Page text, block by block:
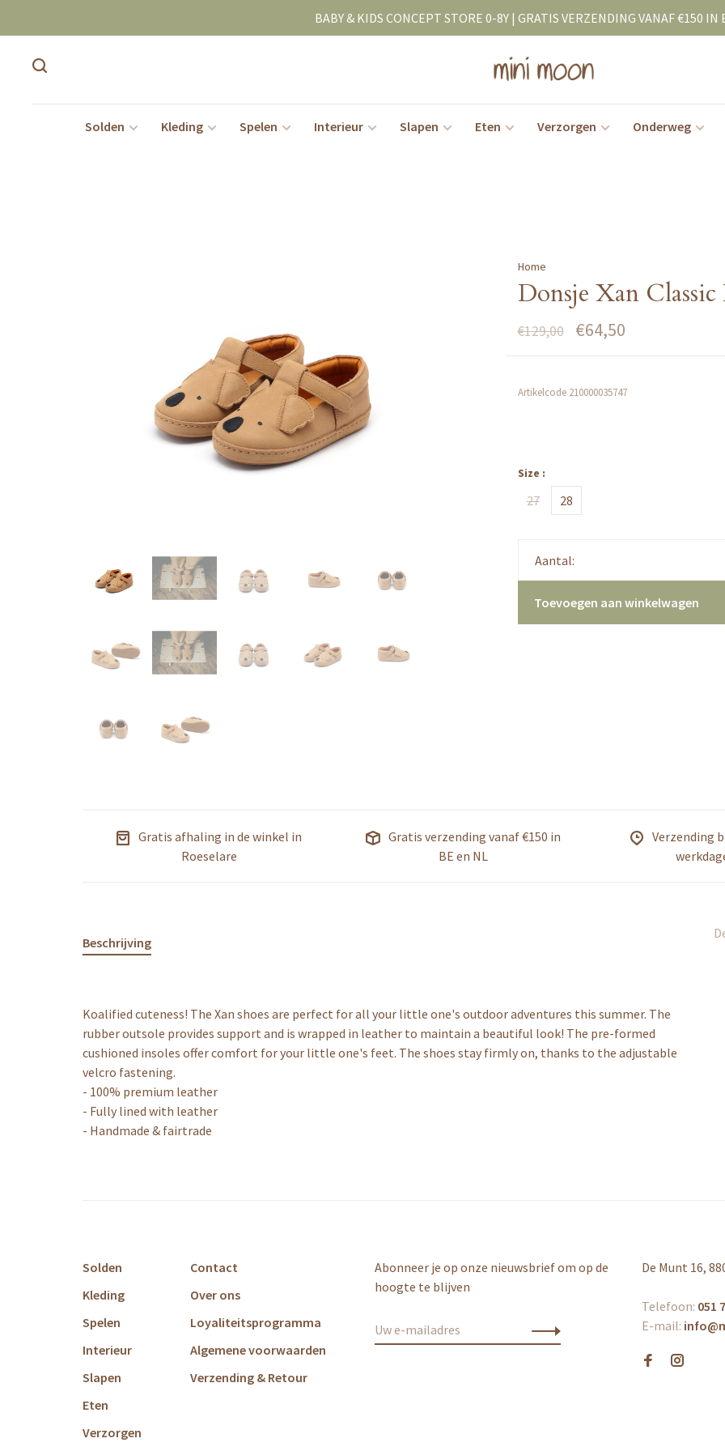
BABY & KIDS CONCEPT STORE 0-8Y | GRATIS VERZENDING VANAF €150 IN
Solden Kleding Spelen Interieur Slapen Eten Verzorgen Onderweg
Home
Donsje Xan
€129,00 €64,50
Artikelcode210000035747
Size :
27 28
Aantal:
Toevoegen aan winkelwagen
Gratis afhaling in de winkel in
Roeselare
Gratis verzending vanaf €150 in
BE en NL
Verzending
Beschrijving
Koalified cuteness! The Xan shoes are perfect for all your little one's outdoor adventures this summer. The
rubber outsole provides support and is wrapped in leather to maintain a beautiful look! The pre-formed
cushioned insoles offer comfort for your little one's feet. The shoes stay firmly on, thanks to the adjustable
velcro fastening.
- 100% premium leather
- Fully lined with leather
- Handmade & fairtrade
Solden
Kleding
Spelen
Interieur
Slapen
Eten
Verzorgen
Contact
Over ons
Loyaliteitsprogramma
Algemene voorwaarden
Verzending & Retour
Abonneer je op onze nieuwsbrief om op de
hoogte te blijven
De Munt 16,
Telefoon: 051
E-mail: